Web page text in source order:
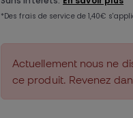
Actuellement nous ne
ce produit. Revenez